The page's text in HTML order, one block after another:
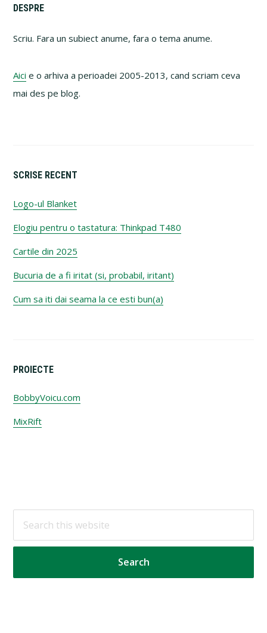
Primary
Sidebar
DESPRE
Scriu. Fara un subiect anume, fara o tema anume.
Aici e o arhiva a perioadei 2005-2013, cand scriam ceva
mai des pe blog.
SCRISE RECENT
Logo-ul Blanket
Elogiu pentru o tastatura: Thinkpad T480
Cartile din 2025
Bucuria de a fi iritat (si, probabil, iritant)
Cum sa iti dai seama la ce esti bun(a)
PROIECTE
BobbyVoicu.com
MixRift
Footer
this
website